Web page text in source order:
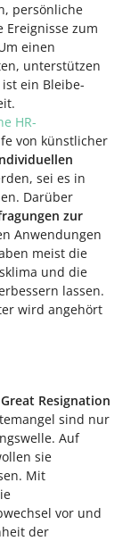
persönliche
zum
einen
unterstützen
ein Bleibe-
HR-
von künstlicher
sei es in
Darüber
zur
Anwendungen
meist die
und die
lassen.
wird angehört
Great Resignation
sind nur
Auf
sie
Mit
vor und
der